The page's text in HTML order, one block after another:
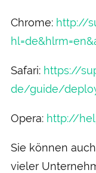
Chrome: http://
Safari: https://
de/guide/
Opera: http://
Sie können
vieler